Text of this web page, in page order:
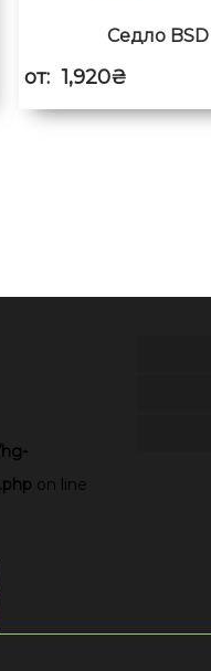
Седло
от: 1,920₴
on line